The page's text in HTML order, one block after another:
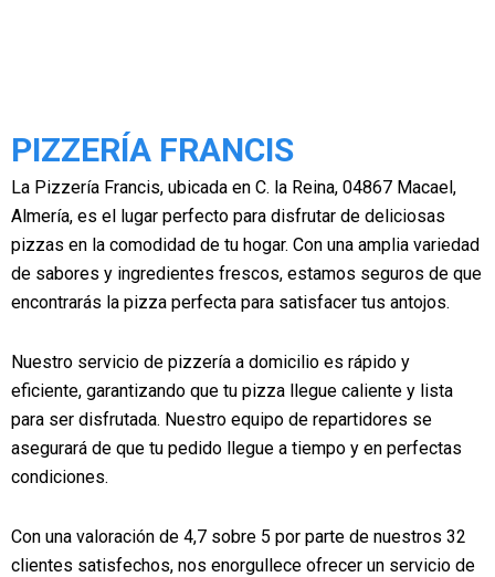
PIZZERÍA FRANCIS
La Pizzería Francis, ubicada en C. la Reina, 04867 Macael,
Almería, es el lugar perfecto para disfrutar de deliciosas
pizzas en la comodidad de tu hogar. Con una amplia variedad
de sabores y ingredientes frescos, estamos seguros de que
encontrarás la pizza perfecta para satisfacer tus antojos.
Nuestro servicio de pizzería a domicilio es rápido y
eficiente, garantizando que tu pizza llegue caliente y lista
para ser disfrutada. Nuestro equipo de repartidores se
asegurará de que tu pedido llegue a tiempo y en perfectas
condiciones.
Con una valoración de 4,7 sobre 5 por parte de nuestros 32
clientes satisfechos, nos enorgullece ofrecer un servicio de